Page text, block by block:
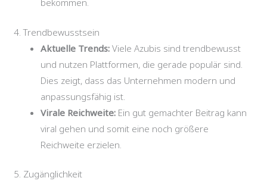
bekommen.
4. Trendbewusstsein
Aktuelle Trends: Viele Azubis sind trendbewusst
und nutzen Plattformen, die gerade populär sind.
Dies zeigt, dass das Unternehmen modern und
anpassungsfähig ist.
Virale Reichweite: Ein gut gemachter Beitrag kann
viral gehen und somit eine noch größere
Reichweite erzielen.
5. Zugänglichkeit